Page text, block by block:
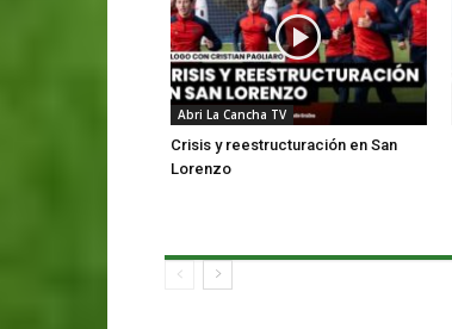
Abri La Cancha TV
Crisis y reestructuración en San
Lorenzo